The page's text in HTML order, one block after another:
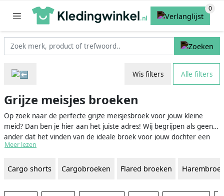
Wis filters Alle filters
Grijze meisjes broeken
Op zoek naar de perfecte grijze meisjesbroek voor jouw kleine
meid? Dan ben je hier aan het juiste adres! Wij begrijpen als geen
ander dat het vinden van de ideale broek voor jouw dochter een
hele uitdaging kan zijn. In ons brede aanbod aan grijze
iedere gelegenheid en stijl. Of je nu op zoek bent naar een stoere
staan alle opties voor je op een rij.
Meer lezen
Cargo shorts Cargobroeken Flared broeken